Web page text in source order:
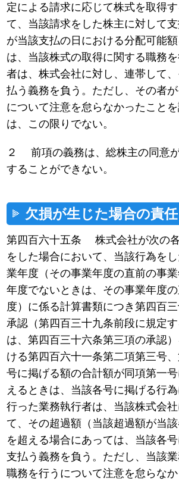
定による請求に応じて株式を取得
て、当該請求をした株主に対して
が当該支払の日における分配可能
は、当該株式の取得に関する職務
者は、株式会社に対し、連帯して
払う義務を負う。ただし、その者
について注意を怠らなかったこと
は、この限りでない。
２ 前項の義務は、総株主の同意
することができない。
欠損が生じた場合の責任
第四百六十五条 株式会社が次の
をした場合において、当該行為を
業年度（その事業年度の直前の事
年度でないときは、その事業年度
度）に係る計算書類につき第四百
承認（第四百三十九条前段に規定
は、第四百三十六条第三項の承認
ける第四百六十一条第二項第三号
号に掲げる額の合計額が同項第一
えるときは、当該各号に掲げる行
行った業務執行者は、当該株式会
て、その超過額（当該超過額が当
を超える場合にあっては、当該各
支払う義務を負う。ただし、当該
職務を行うについて注意を怠らな